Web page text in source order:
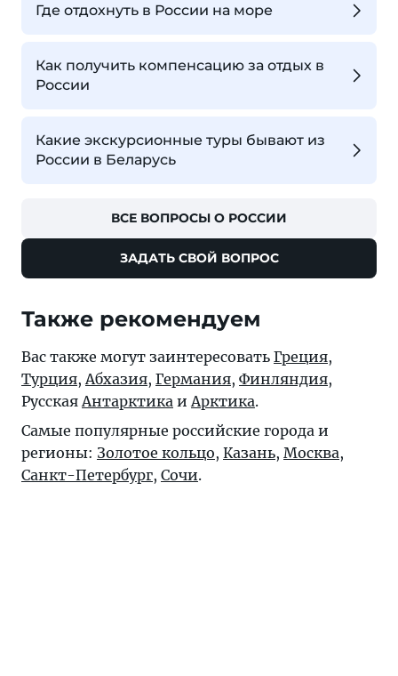
Где отдохнуть в России на море
Как получить компенсацию за отдых в
России
Какие экскурсионные туры бывают из
России в Беларусь
ВСЕ ВОПРОСЫ О РОССИИ
ЗАДАТЬ СВОЙ ВОПРОС
Также рекомендуем
Вас также могут заинтересовать Греция,
Турция, Абхазия, Германия, Финляндия,
Русская Антарктика и Арктика.
Самые популярные российские города и
регионы: Золотое кольцо, Казань, Москва,
Санкт-Петербург, Сочи.